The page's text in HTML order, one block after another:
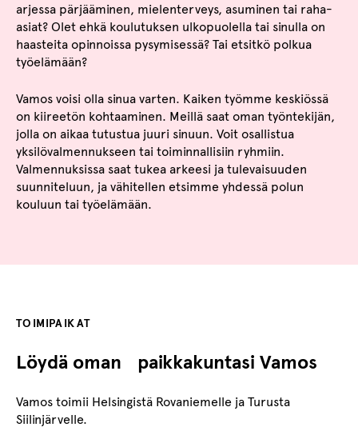
arjessa pärjääminen, mielenterveys, asuminen tai raha-
asiat? Olet ehkä koulutuksen ulkopuolella tai sinulla on
haasteita opinnoissa pysymisessä? Tai etsitkö polkua
työelämään?
Vamos voisi olla sinua varten. Kaiken työmme keskiössä
on kiireetön kohtaaminen. Meillä saat oman työntekijän,
jolla on aikaa tutustua juuri sinuun. Voit osallistua
yksilövalmennukseen tai toiminnallisiin ryhmiin.
Valmennuksissa saat tukea arkeesi ja tulevaisuuden
suunniteluun, ja vähitellen etsimme yhdessä polun
kouluun tai työelämään.
TOIMIPAIKAT
Löydä oman paikkakuntasi Vamos
Vamos toimii Helsingistä Rovaniemelle ja Turusta
Siilinjärvelle.